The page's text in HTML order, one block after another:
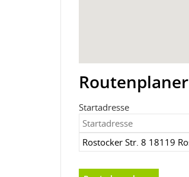
Routenplaner
Startadresse